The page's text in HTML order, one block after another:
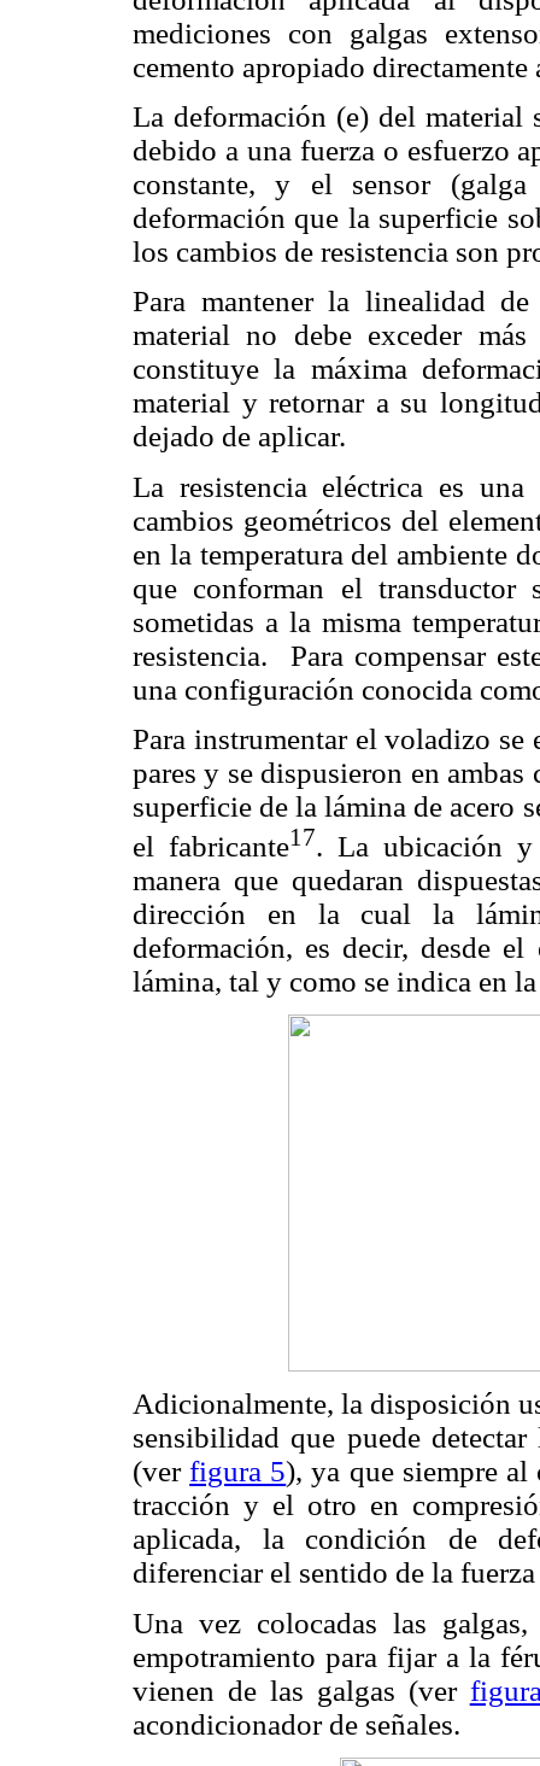
mediciones con galgas
cemento apropiado
La deformación (e) del material
debido a una fuerza o esfuerzo
constante, y el sensor (galga
deformación que la superficie
los cambios de resistencia son
Para mantener la linealidad
material no debe exceder
constituye la máxima
material y retornar a su
dejado de aplicar.
La resistencia eléctrica es
cambios geométricos del
en la temperatura del ambiente
que conforman el transductor
sometidas a la misma
resistencia. Para compensar
una configuración conocida
Para instrumentar el voladizo se
pares y se dispusieron en
superficie de la lámina de acero
el fabricante17. La ubicación y
manera que quedaran
dirección en la cual la
deformación, es decir, desde
lámina, tal y como se indica en
Adicionalmente, la disposición
sensibilidad que puede
(verfigura 5), ya que siempre al
tracción y el otro en
aplicada, la condición de
diferenciar el sentido de la
Una vez colocadas las
empotramiento para fijar a la
vienen de las galgas (ver
acondicionador de señales.